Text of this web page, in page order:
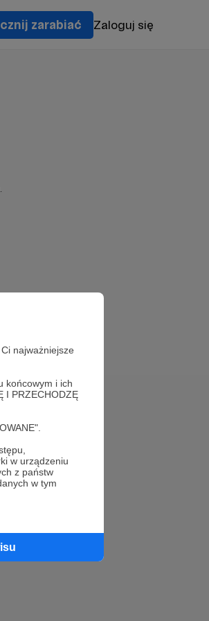
najważniejsze
końcowym i ich
I PRZECHODZĘ
w urządzeniu
z państw
w tym
zarabiać Zaloguj się
Patronite